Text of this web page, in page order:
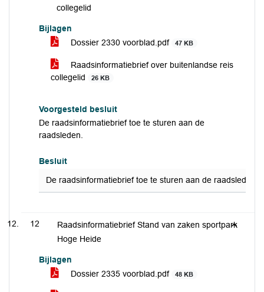
collegelid
Bijlagen
Dossier 2330 voorblad.pdf
47 KB
Raadsinformatiebrief over buitenlandse reis
collegelid
26 KB
Voorgesteld besluit
De raadsinformatiebrief toe te sturen aan de
raadsleden.
Besluit
De raadsinformatiebrief toe te sturen aan de raadsleden.
12
Raadsinformatiebrief Stand van zaken sportpark
Hoge Heide
Bijlagen
Dossier 2335 voorblad.pdf
48 KB